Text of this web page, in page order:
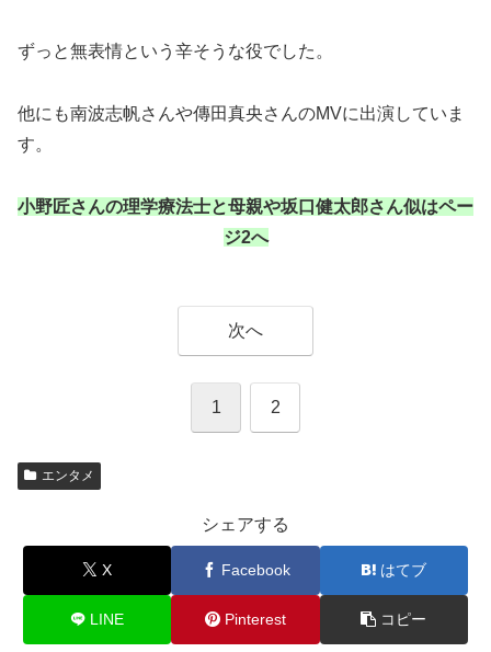
ずっと無表情という辛そうな役でした。
他にも南波志帆さんや傳田真央さんのMVに出演していま
す。
小野匠さんの理学療法士と母親や坂口健太郎さん似はペー
ジ2へ
次へ
1 2
エンタメ
シェアする
X Facebook はてブ
LINE Pinterest コピー